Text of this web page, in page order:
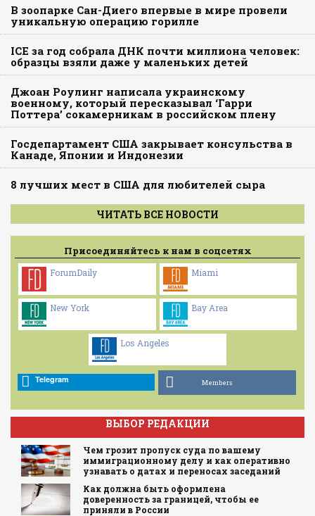
В зоопарке Сан-Диего впервые в мире провели
уникальную операцию горилле
ICE за год собрала ДНК почти миллиона человек:
образцы взяли даже у маленьких детей
Джоан Роулинг написала украинскому
военному, который пересказывал ‘Гарри
Поттера’ сокамерникам в российском плену
Госдепартамент США закрывает консульства в
Канаде, Японии и Индонезии
8 лучших мест в США для любителей сыра
ЧИТАТЬ ВСЕ НОВОСТИ
Присоединяйтесь к нам в соцсетях
ForumDaily Miami
New York Bay Area
Los Angeles
Telegram Members
ВЫБОР РЕДАКЦИИ
Чем грозит пропуск суда по вашему
иммиграционному делу и как оперативно
узнавать о датах и переносах заседаний
Как должна быть оформлена
доверенность за границей, чтобы ее
приняли в России